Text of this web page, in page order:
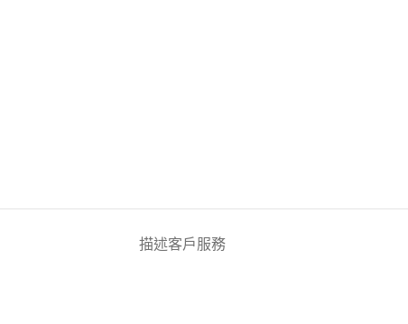
描述客戶服務